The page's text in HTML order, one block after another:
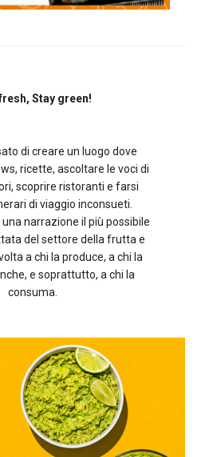
Stay green!
di creare un luogo dove
ricette, ascoltare le voci di
scoprire ristoranti e farsi
di viaggio inconsueti.
narrazione il più possibile
del settore della frutta e
a chi la produce, a chi la
e soprattutto, a chi la
consuma.